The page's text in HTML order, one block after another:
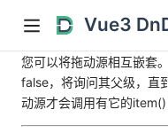
Vue3
您可以将拖动源相互嵌套
false，将询问其父级，直
动源才会调用有它的item()